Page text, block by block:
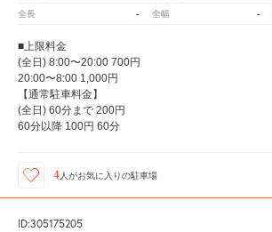
全長 - 全幅 -
■上限料金
(全日) 8:00〜20:00 700円
20:00〜8:00 1,000円
【通常駐車料金】
(全日) 60分まで 200円
60分以降 100円 60分
4人がお気に入りの駐車場
ID:305175205